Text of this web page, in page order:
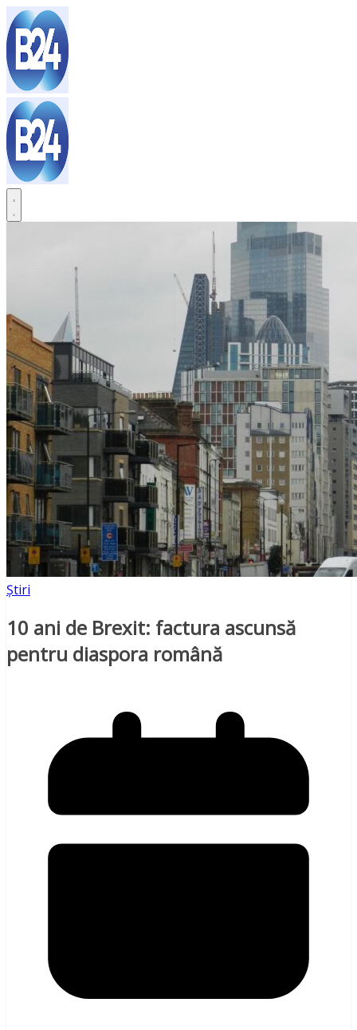
Sari
la
conținut
Știri
10 ani de Brexit: factura ascunsă
pentru diaspora română